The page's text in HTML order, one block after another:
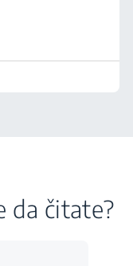
da čitate?